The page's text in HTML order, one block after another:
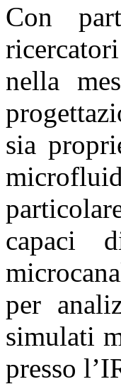
Con
nella
sia
capaci
per
simulati
presso